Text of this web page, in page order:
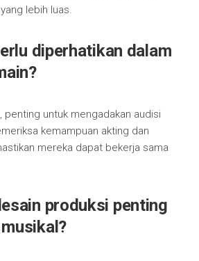
lebih luas.
diperhatikan dalam
penting untuk mengadakan audisi
kemampuan akting dan
mereka dapat bekerja sama
produksi penting